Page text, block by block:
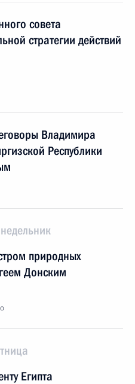
совета
стратегии действий
Владимира
Республики
природных
Донским
Египта